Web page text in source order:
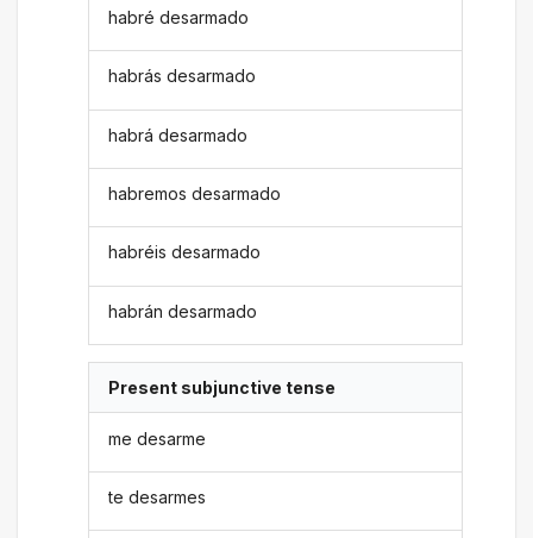
habré desarmado
habrás desarmado
habrá desarmado
habremos desarmado
habréis desarmado
habrán desarmado
Present subjunctive tense
me desarme
te desarmes